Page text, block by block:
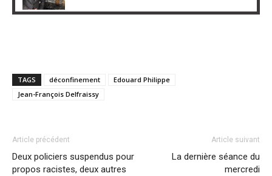
TAGS déconfinement
Edouard Philippe
Jean-François Delfraissy
Article précédent
Deux policiers suspendus pour
propos racistes, deux autres
Article suivant
La dernière séance du
mercredi